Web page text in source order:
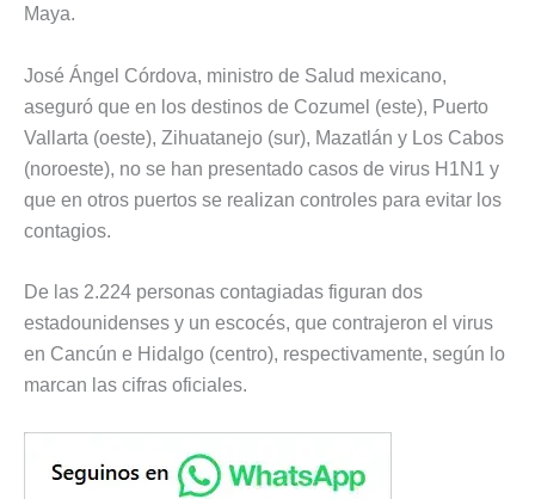
Maya.
José Ángel Córdova, ministro de Salud mexicano,
aseguró que en los destinos de Cozumel (este), Puerto
Vallarta (oeste), Zihuatanejo (sur), Mazatlán y Los Cabos
(noroeste), no se han presentado casos de virus H1N1 y
que en otros puertos se realizan controles para evitar los
contagios.
De las 2.224 personas contagiadas figuran dos
estadounidenses y un escocés, que contrajeron el virus
en Cancún e Hidalgo (centro), respectivamente, según lo
marcan las cifras oficiales.